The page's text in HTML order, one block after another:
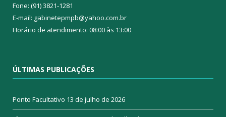
Fone: (91) 3821-1281
E-mail: gabinetepmpb@yahoo.com.br
Horário de atendimento: 08:00 às 13:00
ÚLTIMAS PUBLICAÇÕES
Ponto Facultativo 13 de julho de 2026